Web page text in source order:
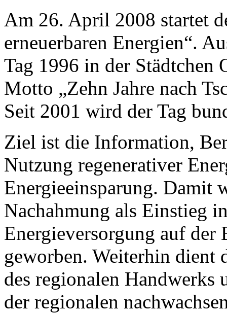
Am 26. April 2008 startet
erneuerbaren Energien“.
Tag 1996 in der Städtchen
Motto „Zehn Jahre nach
Seit 2001 wird der Tag
Ziel ist die Information,
Nutzung regenerativer
Energieeinsparung. Damit
Nachahmung als Einstieg
Energieversorgung auf der
geworben. Weiterhin dient
des regionalen
der regionalen